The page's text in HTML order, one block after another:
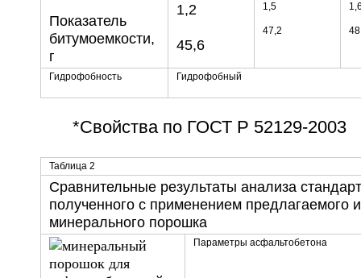
Показатель
битумоемкости,
г
1,2
45,6
1,5
47,2
Гидрофобность Гидрофобный
*Свойства по ГОСТ Р 52129-2003
Таблица 2
Сравнительные результаты анализа
полученного с применением предлагаемого и
минерального порошка
Параметры асфальтобетона